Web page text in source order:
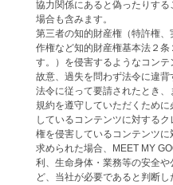
協力関係にあると偽ったりす
場合も含みます。
第三者の知的財産権（特許権
作権など知的財産権基本法２
す。）を侵害するようなコンテ
故意、過失を問わず法令に違背
法令に従って要請されたとき
規約を遵守していただくため
しているコンテンツに対する
権を侵害しているコンテンツ
求められた場合、MEET MY
利、生命身体・業務等の安全
ど、当社が必要であると判断